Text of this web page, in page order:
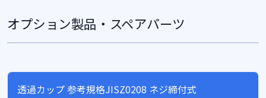
オプション製品・スペアパーツ
透過カップ 参考規格JISZ0208 ネジ締付式